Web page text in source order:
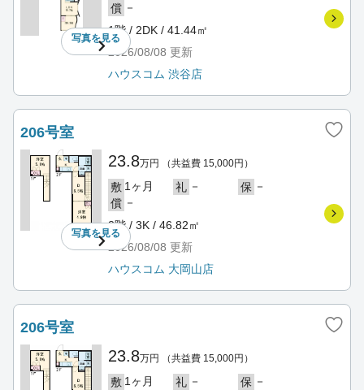
写真を見る
償 －
1階 / 2DK / 41.44㎡
2026/08/08 更新
ハウスコム 渋谷店
206号室
写真を見る
23.8万円 （共益費 15,000円）
敷 1ヶ月 礼 － 保 －
償 －
2階 / 3K / 46.82㎡
2026/08/08 更新
ハウスコム 大岡山店
206号室
23.8万円 （共益費 15,000円）
敷 1ヶ月 礼 － 保 －